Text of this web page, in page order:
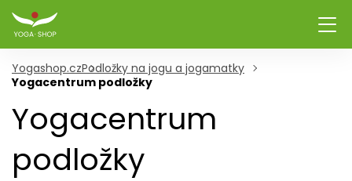
Yogashop.czPodložky na jogu a jogamatky
Yogacentrum podložky
Yogacentrum
podložky